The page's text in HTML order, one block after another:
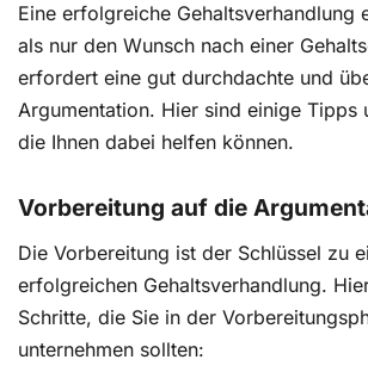
Eine erfolgreiche Gehaltsverhandlung
als nur den Wunsch nach einer
erfordert eine gut durchdachte und
Argumentation. Hier sind einige Tipps
die Ihnen dabei helfen können.
Vorbereitung auf die
Die Vorbereitung ist der Schlüssel zu
erfolgreichen Gehaltsverhandlung.
Schritte, die Sie in der
unternehmen sollten: